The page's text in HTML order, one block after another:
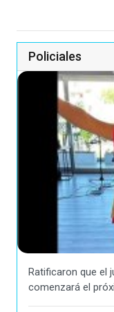
Policiales
Ratificaron que el
comenzará el